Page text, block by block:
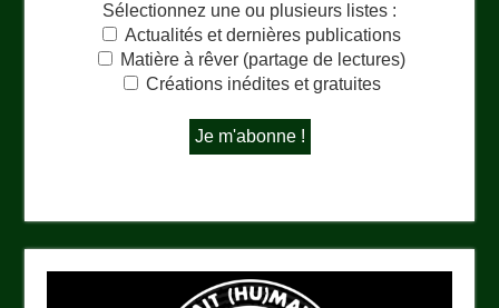
Sélectionnez une ou plusieurs listes :
Actualités et dernières publications
Matière à rêver (partage de lectures)
Créations inédites et gratuites